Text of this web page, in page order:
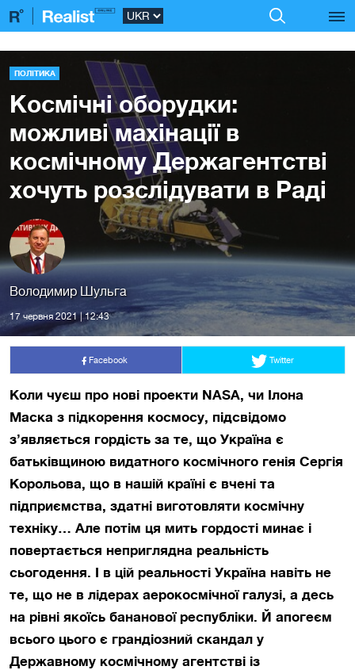
ПОЛІТИКА
Космічні оборудки:
можливі махінації в
космічному Держагентстві
хочуть розслідувати в Раді
Володимир Шульга
17 червня 2021 | 12:43
Facebook Twitter
Коли чуєш про нові проекти NASA, чи Ілона
Маска з підкорення космосу, підсвідомо
з’являється гордість за те, що Україна є
батьківщиною видатного космічного генія Сергія
Корольова, що в нашій країні є вчені та
підприємства, здатні виготовляти космічну
техніку… Але потім ця мить гордості минає і
повертається неприглядна реальність
сьогодення. І в цій реальності Україна навіть не
те, що не в лідерах аерокосмічної галузі, а десь
на рівні якоїсь бананової республіки. Й апогеєм
всього цього є грандіозний скандал у
Державному космічному агентстві із